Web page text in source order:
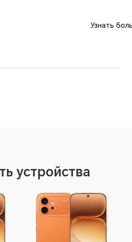
Узнать
устройства